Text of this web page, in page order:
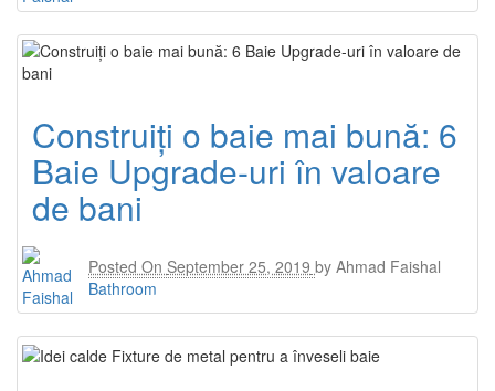
Construiți o baie mai bună: 6
Baie Upgrade-uri în valoare
de bani
Posted On September 25, 2019 by Ahmad Faishal
Bathroom